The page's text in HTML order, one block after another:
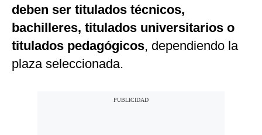
deben ser titulados técnicos,
bachilleres, titulados universitarios o
titulados pedagógicos, dependiendo la
plaza seleccionada.